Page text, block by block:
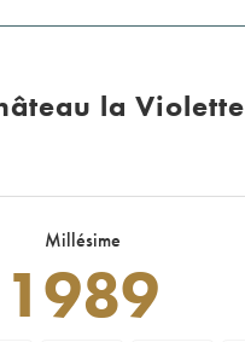
la Violette
Millésime
1989